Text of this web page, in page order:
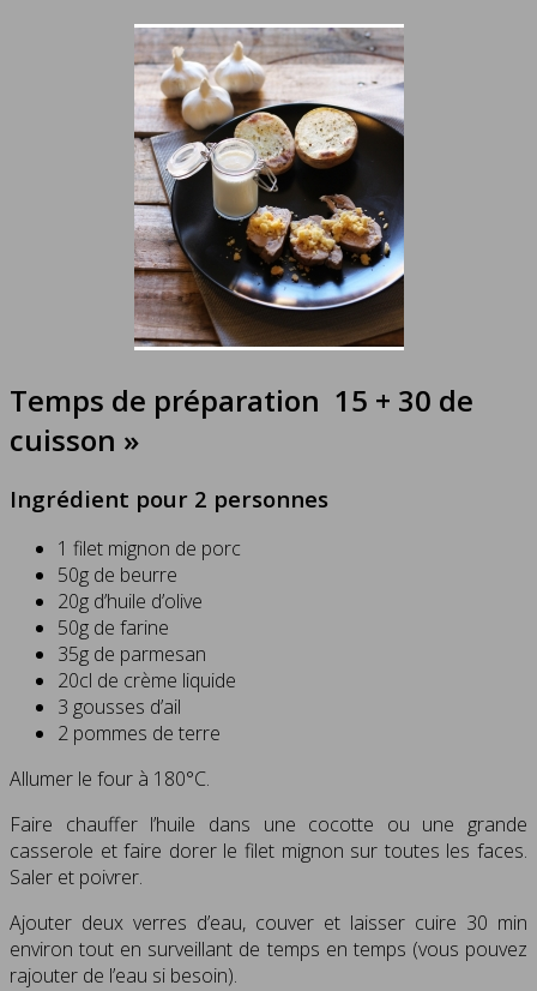
Temps de préparation 15 + 30 de
cuisson »
Ingrédient pour 2 personnes
1 filet mignon de porc
50g de beurre
20g d’huile d’olive
50g de farine
35g de parmesan
20cl de crème liquide
3 gousses d’ail
2 pommes de terre
Allumer le four à 180°C.
Faire chauffer l’huile dans une cocotte ou une grande
casserole et faire dorer le filet mignon sur toutes les faces.
Saler et poivrer.
Ajouter deux verres d’eau, couver et laisser cuire 30 min
environ tout en surveillant de temps en temps (vous pouvez
rajouter de l’eau si besoin).